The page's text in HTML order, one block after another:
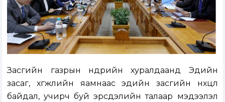
Засгийн газрын өнөөдрийн хуралдаанд Эдийн
засаг, хөгжлийн яамнаас эдийн засгийн нөхцөл
байдал, учирч буй эрсдэлийн талаар мэдээлэл